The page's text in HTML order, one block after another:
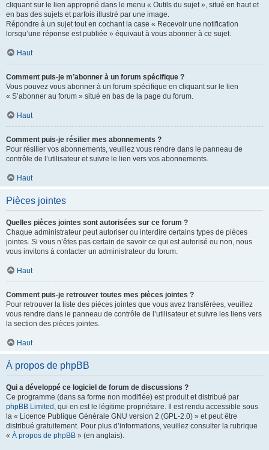
cliquant sur le lien approprié dans le menu « Outils du sujet », situé en haut et
en bas des sujets et parfois illustré par une image.
Répondre à un sujet tout en cochant la case « Recevoir une notification
lorsqu’une réponse est publiée » équivaut à vous abonner à ce sujet.
Haut
Comment puis-je m’abonner à un forum spécifique ?
Vous pouvez vous abonner à un forum spécifique en cliquant sur le lien
« S’abonner au forum » situé en bas de la page du forum.
Haut
Comment puis-je résilier mes abonnements ?
Pour résilier vos abonnements, veuillez vous rendre dans le panneau de
contrôle de l’utilisateur et suivre le lien vers vos abonnements.
Haut
Pièces jointes
Quelles pièces jointes sont autorisées sur ce forum ?
Chaque administrateur peut autoriser ou interdire certains types de pièces
jointes. Si vous n’êtes pas certain de savoir ce qui est autorisé ou non, nous
vous invitons à contacter un administrateur du forum.
Haut
Comment puis-je retrouver toutes mes pièces jointes ?
Pour retrouver la liste des pièces jointes que vous avez transférées, veuillez
vous rendre dans le panneau de contrôle de l’utilisateur et suivre les liens vers
la section des pièces jointes.
Haut
À propos de phpBB
Qui a développé ce logiciel de forum de discussions ?
Ce programme (dans sa forme non modifiée) est produit et distribué par
phpBB Limited , qui en est le légitime propriétaire. Il est rendu accessible sous
la « Licence Publique Générale GNU version 2 (GPL-2.0) » et peut être
distribué gratuitement. Pour plus d’informations, veuillez consulter la rubrique
« À propos de phpBB » (en anglais).